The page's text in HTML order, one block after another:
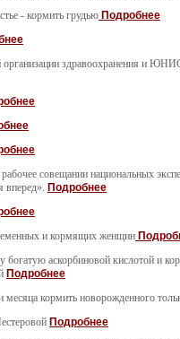
- кормить грудью Подробнее
здравоохранения и
совещании национальных
вперед». Подробнее
и кормящих женщин
аскорбиновой кислотой и
Подробнее
кормить новорожденного
Подробнее